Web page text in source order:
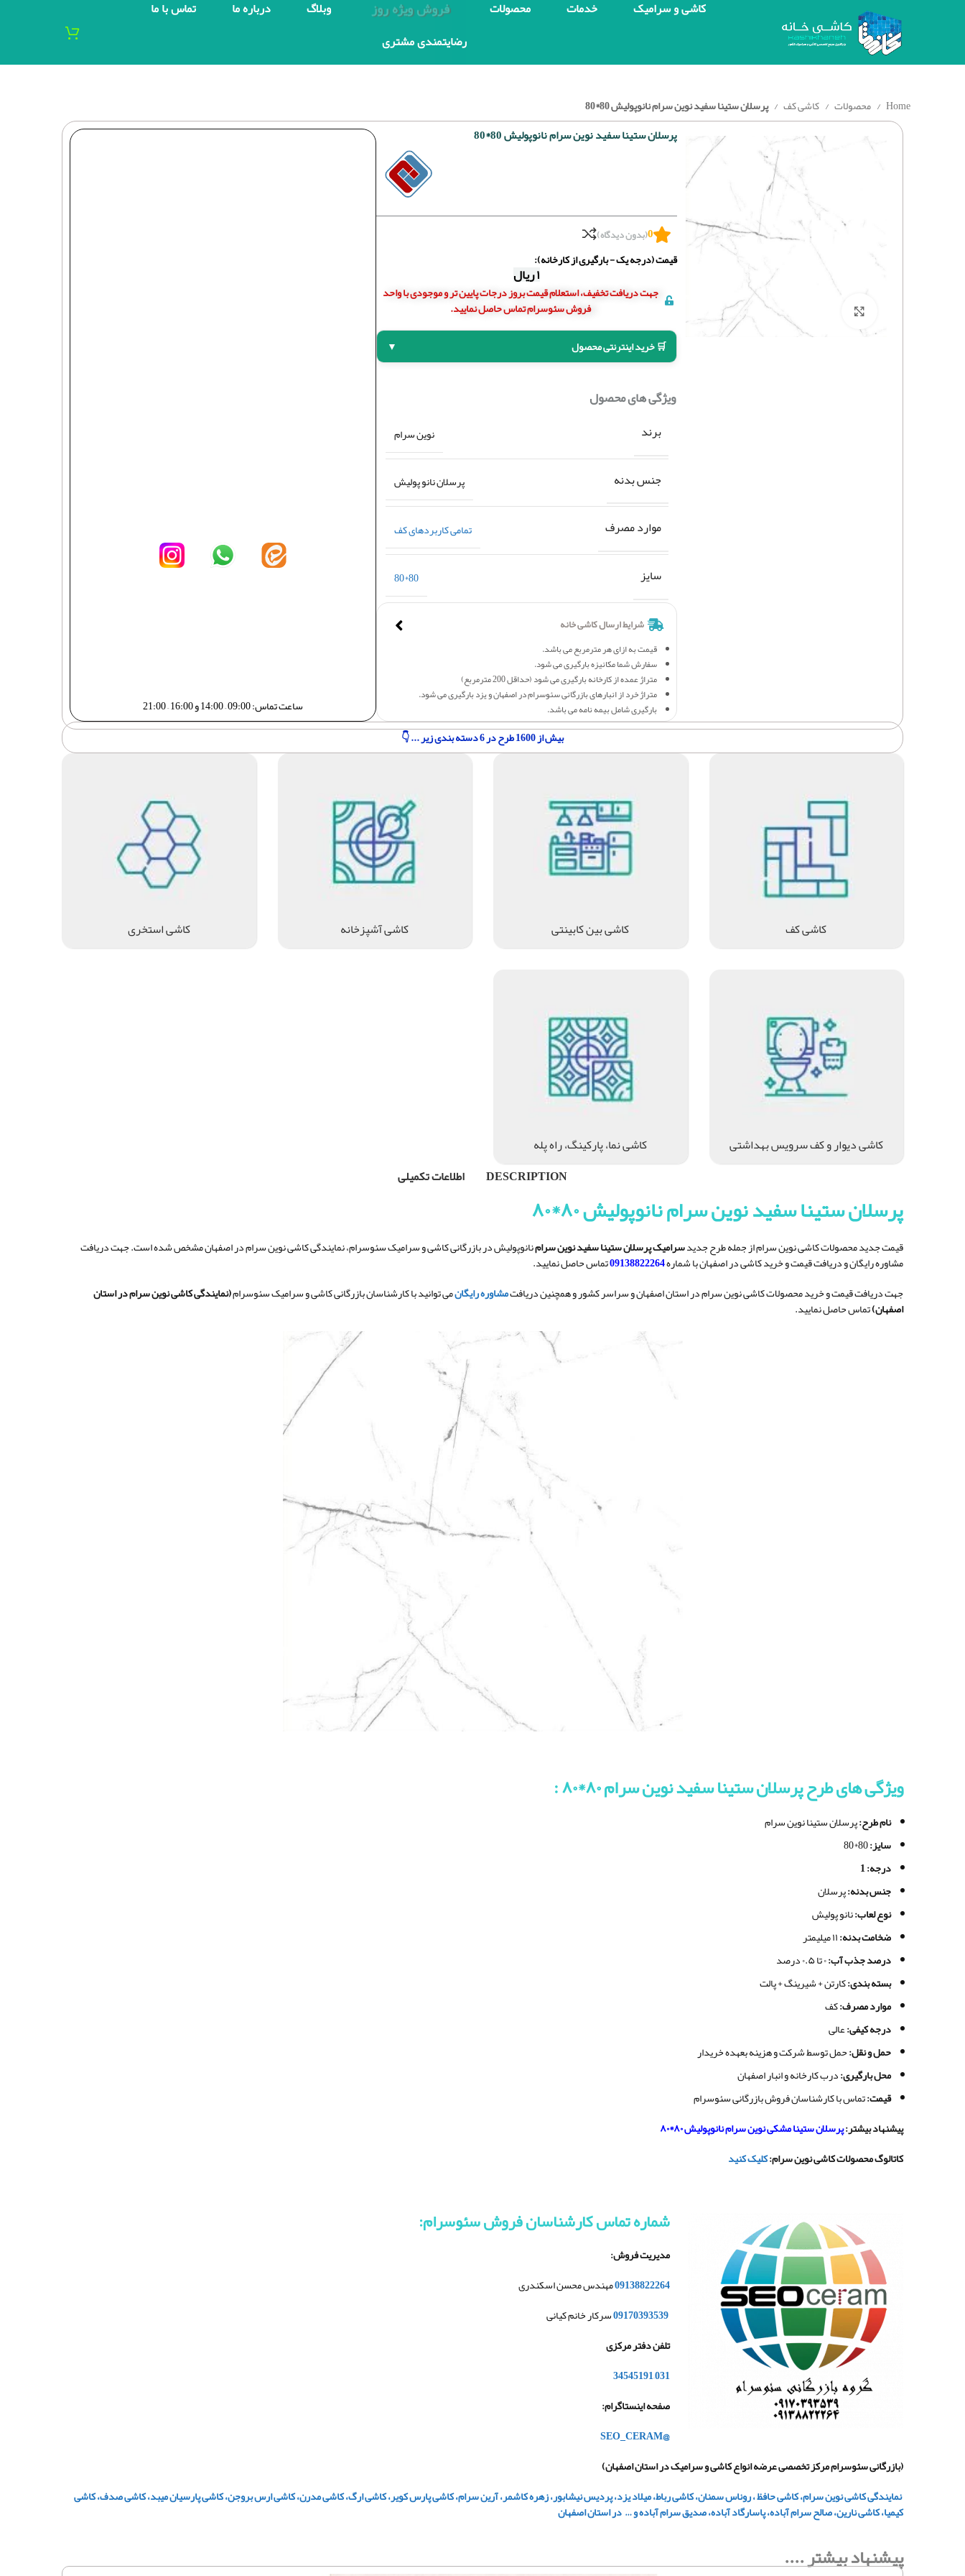
کاشی و سرامیک خدمات محصولات فروش ویژه روز وبلاگ درباره ما تماس با ما
رضایتمندی مشتری
Home محصولات کاشی کف پرسلان ستینا سفید نوین سرام نانوپولیش 80*80
برای بزرگنمایی کلیک کنید
پرسلان ستینا سفید نوین سرام نانوپولیش 80*80
0(بدون دیدگاه)
قیمت (درجه یک - بارگیری از کارخانه):
۱ریال
جهت دریافت تخفیف، استعلام قیمت بروز درجات پایین تر و موجودی با واحد
فروش سئوسرام تماس حاصل نمایید.
🛒 خرید اینترنتی محصول
▼
ویژگی های محصول
برند نوین سرام
جنس بدنه پرسلان نانو پولیش
موارد مصرف تمامی کاربردهای کف
سایز 80*80
قیمت به ازای هر مترمربع می باشد.
سفارش شما مکانیزه بارگیری می شود.
متراژ عمده از کارخانه بارگیری می شود (حداقل 200 مترمربع)
متراژ خرد از انبارهای بازرگانی سئوسرام در اصفهان و یزد بارگیری می شود.
بارگیری شامل بیمه نامه می باشد.
شرایط ارسال کاشی خانه
ساعت تماس: 09:00 – 14:00 و 16:00 – 21:00
بیش از 1600 طرح در 6 دسته بندی زیر ... 👇
کاشی کف کاشی بین کابینتی کاشی آشپزخانه کاشی استخری
کاشی دیوار و کف سرویس بهداشتی
کاشی نما، پارکینگ، راه پله
DESCRIPTION
اطلاعات تکمیلی
پرسلان ستینا سفید نوین سرام نانوپولیش ۸۰*۸۰
قیمت جدید محصولات کاشی نوین سرام از جمله طرح جدیدسرامیک پرسلان ستینا سفید نوین سرامنانوپولیش در بازرگانی کاشی و سرامیک سئوسرام، نمایندگی کاشی نوین سرام در اصفهان مشخص شده است. جهت دریافت
مشاوره رایگان و دریافت قیمت و خرید کاشی در اصفهان با شماره09138822264تماس حاصل نمایید.
جهت دریافت قیمت و خرید محصولات کاشی نوین سرام در استان اصفهان و سراسر کشور و همچنین دریافتمشاوره رایگانمی توانید با کارشناسان بازرگانی کاشی و سرامیک سئوسرام(نمایندگی کاشی نوین سرام در استان
اصفهان)تماس حاصل نمایید.
ویژگی های طرح پرسلان ستینا سفید نوین سرام ۸۰*۸۰ :
نام طرح:پرسلان ستینا نوین سرام
سایز:
درجه: 1
جنس بدنه:پرسلان
نوع لعاب:نانو پولیش
ضخامت بدنه:
درصد جذب آب:
بسته بندی:کارتن + شیرینگ + پالت
موارد مصرف:کف
درجه کیفی:عالی
حمل و نقل:حمل توسط شرکت و هزینه بعهده خریدار
محل بارگیری:درب کارخانه و انبار اصفهان
قیمت:تماس با کارشناسان فروش بازرگانی سئوسرام
پیشنهاد بیشتر:پرسلان ستینا مشکی نوین سرام نانوپولیش ۸۰*۸۰
کاتالوگ محصولات کاشی نوین سرام:کلیک کنید
شماره تماس کارشناسان فروش سئوسرام:
مدیریت فروش:
09138822264مهندس محسن اسکندری
09170393539سرکار خانم کیانی
تلفن دفتر مرکزی
031
–
34545191
صفحه اینستاگرام:
@SEO_CERAM
(بازرگانی سئوسرام مرکز تخصصی عرضه انواع کاشی و سرامیک در استان اصفهان)
نمایندگی کاشی نوین سرام، کاشی حافظ ، روناس سمنان، کاشی رباط، میلاد یزد، پردیس نیشابور، زهره کاشمر، آرین سرام، کاشی پارس کویر، کاشی ارگ، کاشی مدرن، کاشی ارس بروجن، کاشی پارسیان میبد، کاشی صدف، کاشی
کیمیا، کاشی نارین، صالح سرام آباده، پاسارگاد آباده، صدیق سرام آباده و … در استان اصفهان
پیشنهاد بیشتر ....